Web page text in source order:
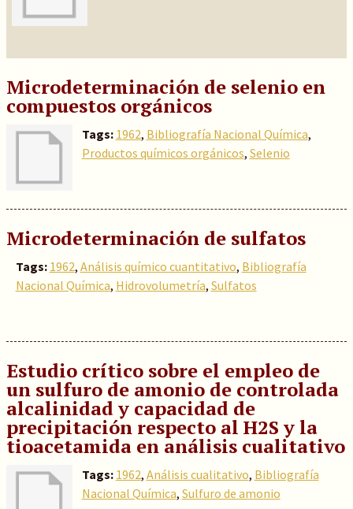
Microdeterminación de selenio en
compuestos orgánicos
Tags: 1962, Bibliografía Nacional Química,
Productos químicos orgánicos, Selenio
Microdeterminación de sulfatos
Tags: 1962, Análisis químico cuantitativo, Bibliografía
Nacional Química, Hidrovolumetría, Sulfatos
Estudio crítico sobre el empleo de
un sulfuro de amonio de controlada
alcalinidad y capacidad de
precipitación respecto al H2S y la
tioacetamida en análisis cualitativo
Tags: 1962, Análisis cualitativo, Bibliografía
Nacional Química, Sulfuro de amonio